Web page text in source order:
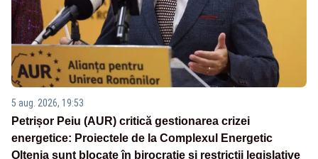
5 aug. 2026, 19:53
Petrișor Peiu (AUR) critică gestionarea crizei
energetice: Proiectele de la Complexul Energetic
Oltenia sunt blocate în birocrație și restricții legislative